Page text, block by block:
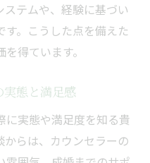
る婚活サポートとは
きる結婚相談所の特
談所の信頼性
談所の利用ポイント
するためのポイント
テムや、経験に基づい
す。こうした点を備えた
得ています。
実態と満足感
に実態や満足度を知る貴
らは、カウンセラーの